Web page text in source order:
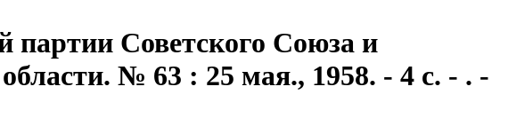
партии Советского Союза и
№ 63 : 25 мая., 1958. - 4 с. - . -